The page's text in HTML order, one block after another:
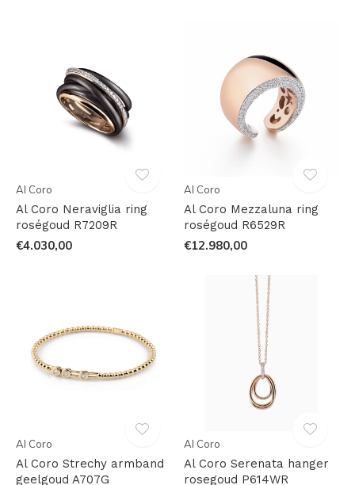
Al Coro
Al Coro Neraviglia ring
roségoud R7209R
€4.030,00
Al Coro
Al Coro Mezzaluna ring
roségoud R6529R
€12.980,00
Al Coro
Al Coro Strechy armband
geelgoud A707G
Al Coro
Al Coro Serenata hanger
rosegoud P614WR